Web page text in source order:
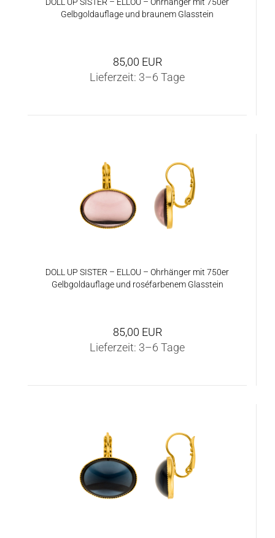
Gelb­gold­auf­la­ge und brau­nem Glas­stein
85,00 EUR
Lieferzeit: 3–6 Tage
DOLL UP SIS­TER – ELLOU – Ohr­hän­ger mit 750er
Gelb­gold­auf­la­ge und roséfar­be­nem Glas­stein
85,00 EUR
Lieferzeit: 3–6 Tage